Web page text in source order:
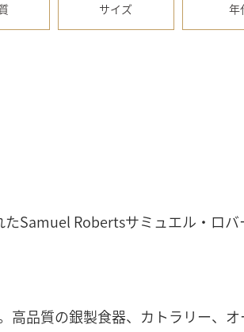
サイズ 年
Samuel Robertsサミュエル・ロバ
品質の銀製食器、カトラリー、オ